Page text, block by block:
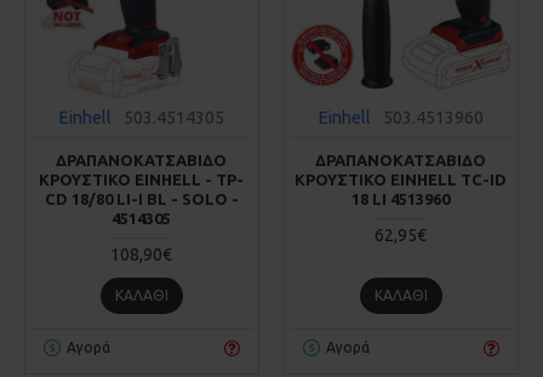
Einhell 503.4514305
ΔΡΑΠΑΝΟΚΑΤΣΑΒΙΔΟ
ΚΡΟΥΣΤΙΚΟ EINHELL - TP-
CD 18/80 LI-I BL - SOLO -
4514305
108,90€
ΚΑΛΆΘΙ
Αγορά
Einhell 503.4513960
ΔΡΑΠΑΝΟΚΑΤΣΑΒΙΔΟ
ΚΡΟΥΣΤΙΚΟ EINHELL TC-ID
18 LI 4513960
62,95€
ΚΑΛΆΘΙ
Αγορά